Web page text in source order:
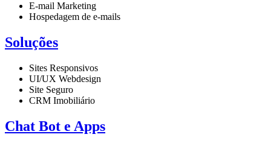
E-mail Marketing
Hospedagem de e-mails
Soluções
Sites Responsivos
UI/UX Webdesign
Site Seguro
CRM Imobiliário
Chat Bot e Apps